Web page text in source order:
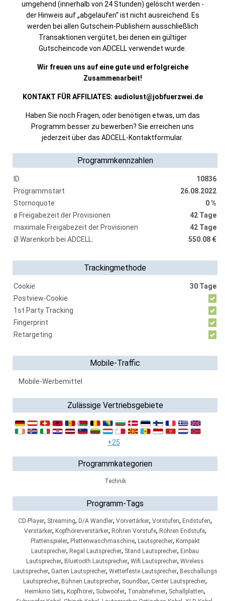
umgehend (innerhalb von 24 Stunden) gelöscht werden -
der Hinweis auf „abgelaufen“ ist nicht ausreichend. Es
werden bei allen Gutschein-Publishern ausschließlich
Transaktionen vergütet, bei denen ein gültiger
Gutscheincode von ADCELL verwendet wurde.
Wir freuen uns auf eine gute und erfolgreiche
Zusammenarbeit!
KONTAKT FÜR AFFILIATES: audiolust@jobfuerzwei.de
Haben Sie noch Fragen, oder benötigen etwas, um das
Programm besser zu bewerben? Sie erreichen uns
jederzeit über das ADCELL-Kontaktformular.
Programmkennzahlen
ID
10836
Programmstart
26.08.2022
Stornoquote
0 %
ø Freigabezeit der Provisionen
42 Tage
maximale Freigabezeit der Provisionen
42 Tage
Ø Warenkorb bei ADCELL:
550.08 €
Trackingmethode
Cookie
30 Tage
Postview-Cookie
1st Party Tracking
Fingerprint
Retargeting
Mobile-Traffic
Mobile-Werbemittel
Zulässige Vertriebsgebiete
+25
Programmkategorien
Technik
Programm-Tags
CD-Player, Streaming, D/A Wandler, Vorvertärker, Vorstufen, Endstufen,
Verstärker, Kopfhörerverstärker, Röhren Vorstufe, Röhren Endstufe,
Plattenspieler, Plattenwaschmaschine, Lautsprecher, Kompakt
Lautsprecher, Regal Lautsprecher, Stand Lautsprecher, Einbau
Lautsprecher, Bluetooth Lautsprecher, Wifi Lautsprecher, Wireless
Lautsprecher, Garten Lautsprecher, Wetterfeste Lautsprecher, Beschallungs
Lautsprecher, Bühnen Lautsprecher, Soundbar, Center Lautsprecher,
Heimkino Sets, Kopfhörer, Subwoofer, Tonabnehmer, Schallplatten,